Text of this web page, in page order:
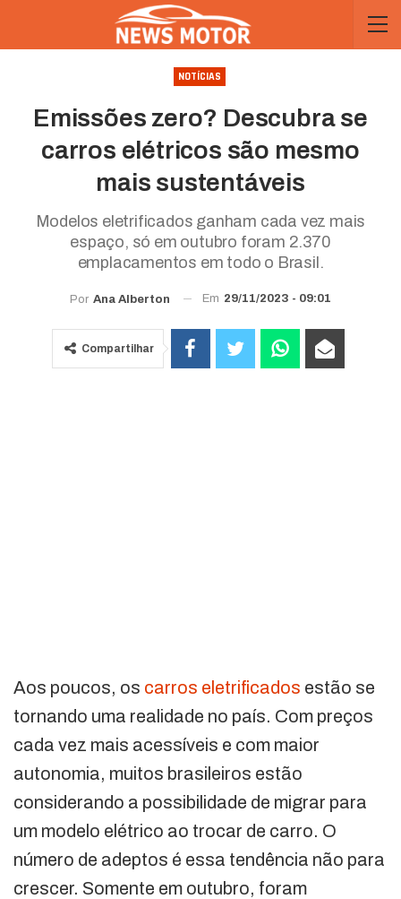
NOTÍCIAS
Emissões zero? Descubra se
carros elétricos são mesmo
mais sustentáveis
Modelos eletrificados ganham cada vez mais
espaço, só em outubro foram 2.370
emplacamentos em todo o Brasil.
Por Ana Alberton Em 29/11/2023 - 09:01
Compartilhar
Aos poucos, os carros eletrificados estão se
tornando uma realidade no país. Com preços
cada vez mais acessíveis e com maior
autonomia, muitos brasileiros estão
considerando a possibilidade de migrar para
um modelo elétrico ao trocar de carro. O
número de adeptos é essa tendência não para
crescer. Somente em outubro, foram